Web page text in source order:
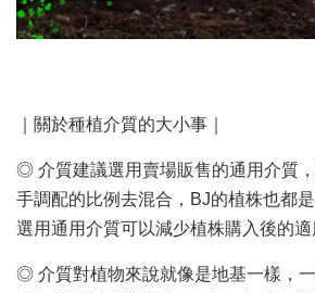
｜關於種植介質的大小事｜
◎ 介質建議選用賣場販售的通用介質
手調配的比例去混合，BJ的植株也都
選用通用介質可以減少植株購入後的適
◎ 介質對植物來說就像是地基一樣，